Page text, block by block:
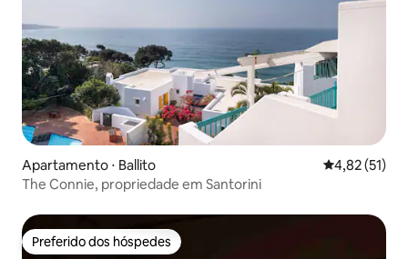
Apartamento ⋅ Ballito 4,82 de uma
4,82 (51)
The Connie, propriedade em Santorini
Preferido dos hóspedes
Preferido dos hóspedes